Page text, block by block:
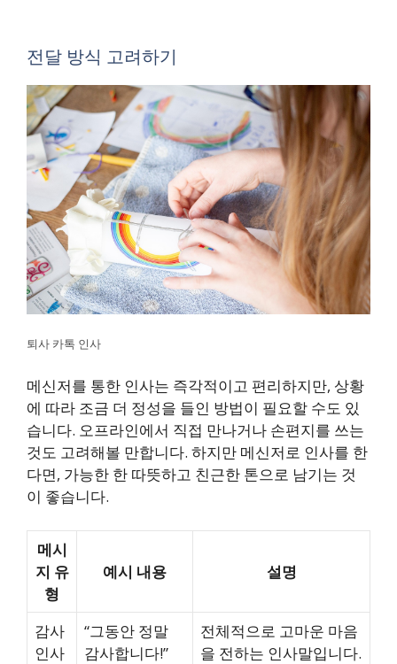
전달 방식 고려하기
퇴사 카톡 인사
메신저를 통한 인사는 즉각적이고 편리하지만, 상황
에 따라 조금 더 정성을 들인 방법이 필요할 수도 있
습니다. 오프라인에서 직접 만나거나 손편지를 쓰는
것도 고려해볼 만합니다. 하지만 메신저로 인사를 한
다면, 가능한 한 따뜻하고 친근한 톤으로 남기는 것
이 좋습니다.
메시
지 유
형
예시 내용 설명
감사
인사
“그동안 정말
감사합니다!”
전체적으로 고마운 마음
을 전하는 인사말입니다.